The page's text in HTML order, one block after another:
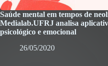
Saúde mental em tempos de
Medialab.UFRJ analisa
psicológico e emocional
26/05/2020